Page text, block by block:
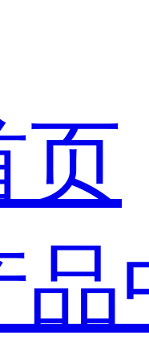
页
品